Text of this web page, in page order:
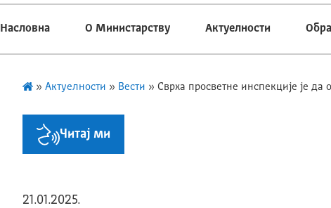
Насловна О Министарству Актуелности
» Актуелности » Вести » Сврха просветне инспекције је да
Читај ми
21.01.2025.